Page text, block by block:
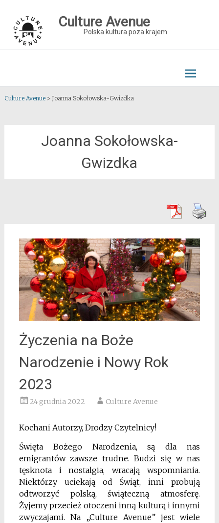
content
Culture Avenue
Polska kultura poza krajem
Culture Avenue> Joanna Sokołowska-Gwizdka
Joanna Sokołowska-
Gwizdka
Życzenia na Boże
Narodzenie i Nowy Rok
2023
24 grudnia 2022 Culture Avenue
Kochani Autorzy, Drodzy Czytelnicy!
Święta Bożego Narodzenia, są dla nas
emigrantów zawsze trudne. Budzi się w nas
tęsknota i nostalgia, wracają wspomniania.
Niektórzy uciekają od Świąt, inni probują
odtworzyć polską, świąteczną atmosferę.
Żyjemy przecież otoczeni inną kulturą i innymi
zwyczajami. Na „Culture Avenue” jest wiele